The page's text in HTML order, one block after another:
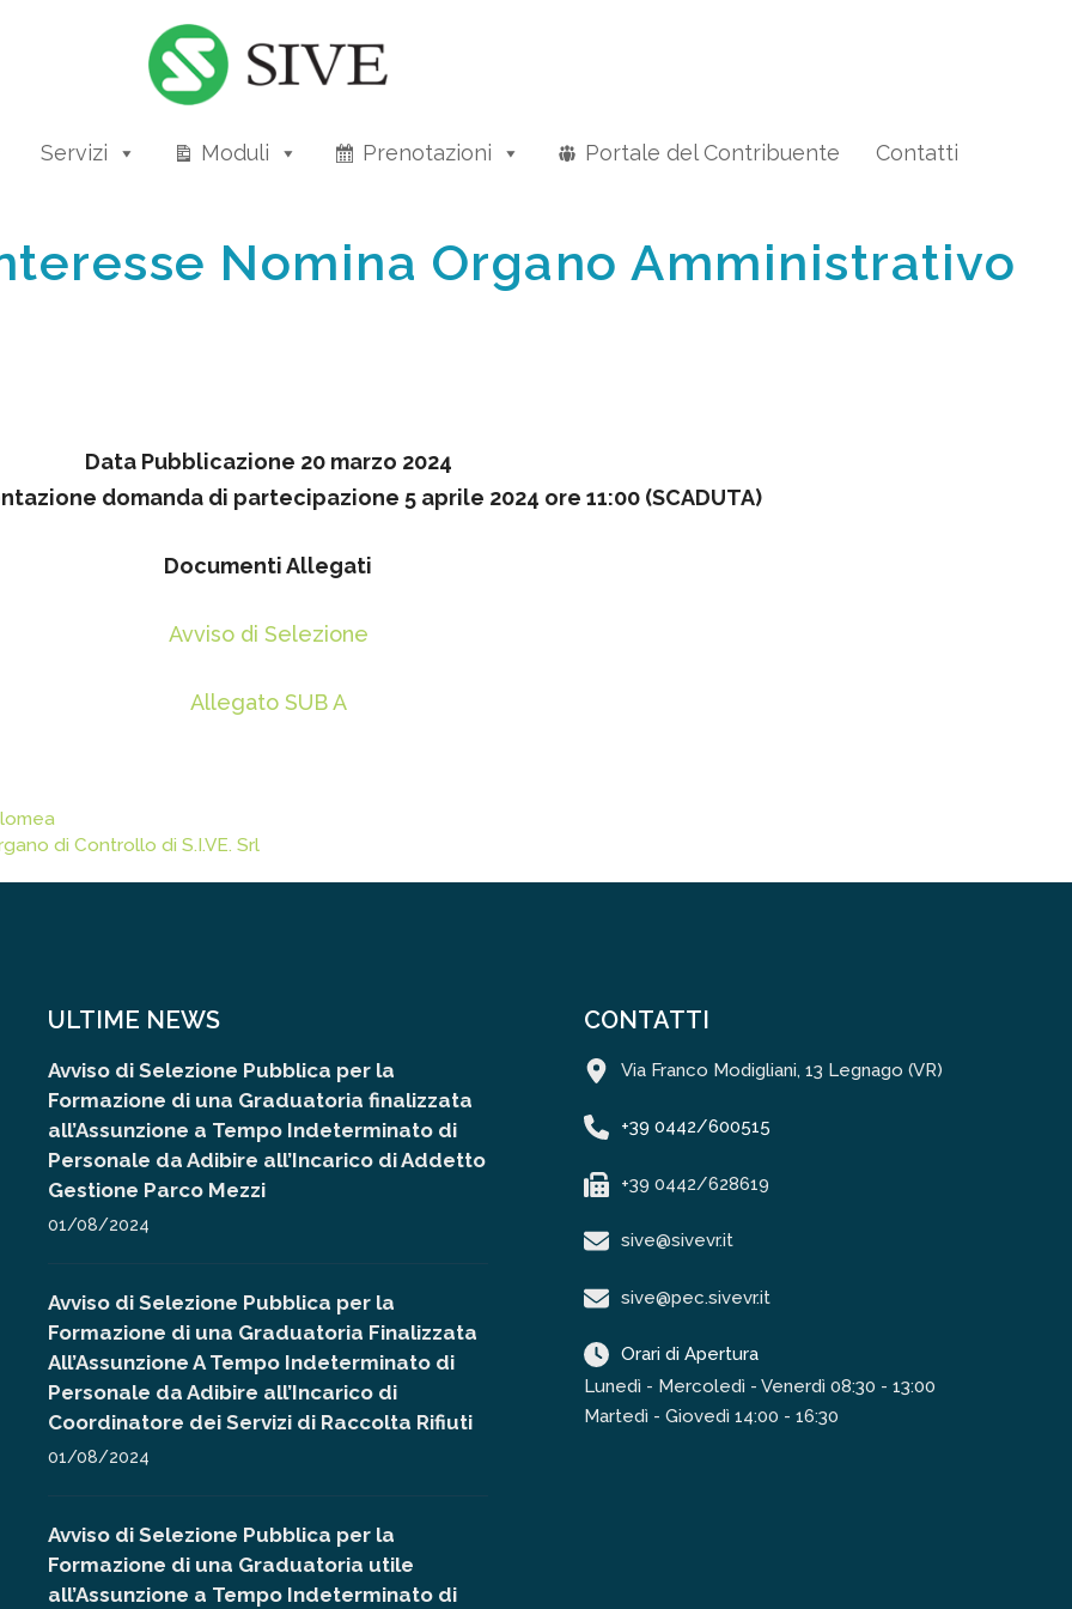
Servizi Moduli Prenotazioni Portale del Contribuente Contatti
Nomina Organo Amministrativo
Data Pubblicazione 20 marzo 2024
domanda di partecipazione 5 aprile 2024 ore 11:00 (SCADUTA)
Documenti Allegati
Avviso di Selezione
Allegato SUB A
di Controllo di S.I.VE. Srl
ULTIME NEWS
Avviso di Selezione Pubblica per la
Formazione di una Graduatoria finalizzata
all’Assunzione a Tempo Indeterminato di
Personale da Adibire all’Incarico di Addetto
Gestione Parco Mezzi
01/08/2024
Avviso di Selezione Pubblica per la
Formazione di una Graduatoria Finalizzata
All’Assunzione A Tempo Indeterminato di
Personale da Adibire all’Incarico di
Coordinatore dei Servizi di Raccolta Rifiuti
01/08/2024
Avviso di Selezione Pubblica per la
Formazione di una Graduatoria utile
all’Assunzione a Tempo Indeterminato di
CONTATTI
Via Franco Modigliani, 13 Legnago (VR)
+39 0442/600515
+39 0442/628619
sive@sivevr.it
sive@pec.sivevr.it
Orari di Apertura
Lunedì - Mercoledì - Venerdì 08:30 - 13:00
Martedì - Giovedì 14:00 - 16:30